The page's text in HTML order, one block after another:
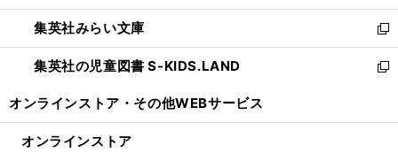
開
く
ウ
で
開
く
ン
ド
ウ
で
ウ
ィ
ン
ド
開
集英社みらい文庫
新
し
い
ン
集英社の児童図書 S-KIDS.LAND
新
ウ
オンラインストア・ その他WEBサービス
オンラインストア